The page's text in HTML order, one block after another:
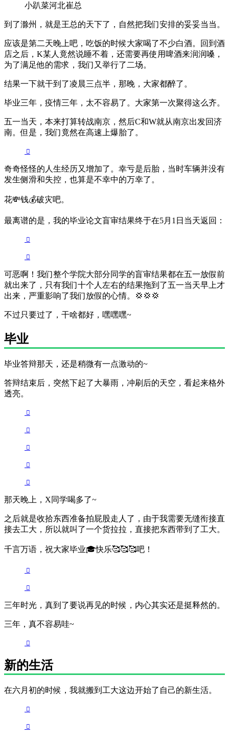
小趴菜河北崔总
到了滁州，就是王总的天下了，自然把我们安排的妥妥当当。
应该是第二天晚上吧，吃饭的时候大家喝了不少白酒。回到酒
店之后，K某人竟然说睡不着，还需要再使用啤酒来润润嗓，
为了满足他的需求，我们又举行了二场。
结果一下就干到了凌晨三点半，那晚，大家都醉了。
毕业三年，疫情三年，太不容易了。大家第一次聚得这么齐。
五一当天，本来打算转战南京，然后C和W就从南京出发回济
南。但是，我们竟然在高速上爆胎了。
奇奇怪怪的人生经历又增加了。幸亏是后胎，当时车辆并没有
发生侧滑和失控，也算是不幸中的万幸了。
花💸钱💰️破灾吧。
最离谱的是，我的毕业论文盲审结果终于在5月1日当天返回：
可恶啊！我们整个学院大部分同学的盲审结果都在五一放假前
就出来了，只有我们十个人左右的结果拖到了五一当天早上才
出来，严重影响了我们放假的心情。💢💢💢
不过只要过了，干啥都好，嘿嘿嘿~
毕业
毕业答辩那天，还是稍微有一点激动的~
答辩结束后，突然下起了大暴雨，冲刷后的天空，看起来格外
透亮。
那天晚上，X同学喝多了~
之后就是收拾东西准备拍屁股走人了，由于我需要无缝衔接直
接去工大，所以就叫了一个货拉拉，直接把东西带到了工大。
千言万语，祝大家毕业🎓快乐🥰🥰🥰吧！
三年时光，真到了要说再见的时候，内心其实还是挺释然的。
三年，真不容易哇~
新的生活
在六月初的时候，我就搬到工大这边开始了自己的新生活。